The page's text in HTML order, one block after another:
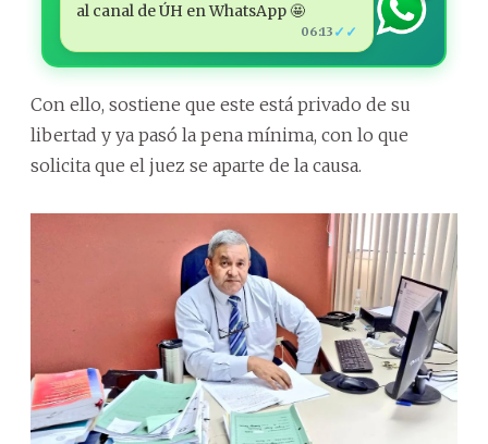
al canal de ÚH en WhatsApp 🤩
06:13 ✓✓
Con ello, sostiene que este está privado de su
libertad y ya pasó la pena mínima, con lo que
solicita que el juez se aparte de la causa.